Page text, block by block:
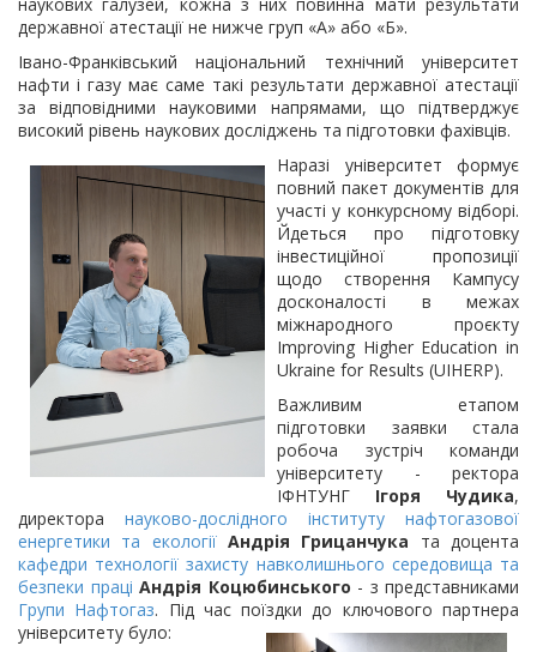
державної атестації не нижче груп «А» або «Б».
Івано-Франківський національний технічний університет
нафти і газу має саме такі результати державної атестації
за відповідними науковими напрямами, що підтверджує
високий рівень наукових досліджень та підготовки фахівців.
Наразі університет формує
повний пакет документів для
участі у конкурсному відборі.
Йдеться про підготовку
інвестиційної пропозиції
щодо створення Кампусу
досконалості в межах
міжнародного проєкту
Improving Higher Education in
Ukraine for Results (UIHERP).
Важливим етапом
підготовки заявки стала
робоча зустріч команди
університету - ректора
ІФНТУНГ Ігоря Чудика,
директора науково-дослідного інституту нафтогазової
енергетики та екології Андрія Грицанчука та доцента
кафедри технології захисту навколишнього середовища та
безпеки праці Андрія Коцюбинського - з представниками
Групи Нафтогаз. Під час поїздки до ключового партнера
університету було: